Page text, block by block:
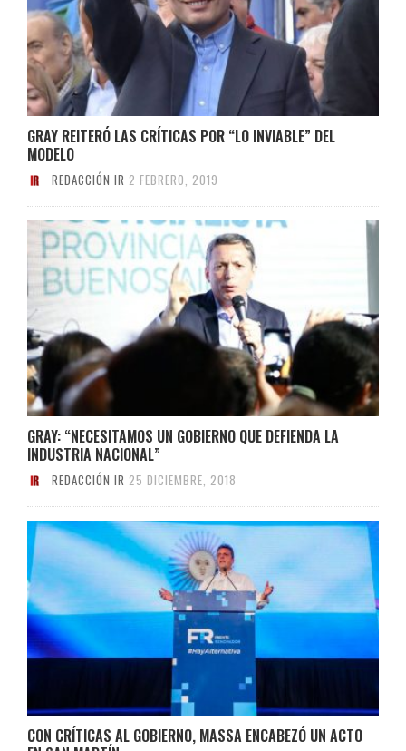
GRAY REITERÓ LAS CRÍTICAS POR “LO INVIABLE” DEL
MODELO
REDACCIÓN IR 2 FEBRERO, 2019
GRAY: “NECESITAMOS UN GOBIERNO QUE DEFIENDA LA
INDUSTRIA NACIONAL”
REDACCIÓN IR 25 DICIEMBRE, 2018
CON CRÍTICAS AL GOBIERNO, MASSA ENCABEZÓ UN ACTO